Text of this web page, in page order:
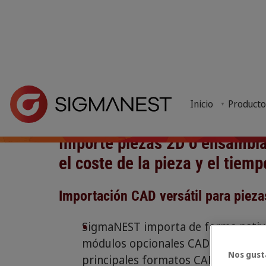
Inicio
Inicio> ¿Por qué SigmaNEST? > Integración CAD
El software SigmaNEST ofrece integración CAD
Integración
CONTACTO SIGMANEST
Importe piezas 2D o
el coste de la pieza y el
Importación CAD versátil para
SigmaNEST importa de forma
módulos opcionales CAD Import
principales formatos CAD 3D, así
Nos